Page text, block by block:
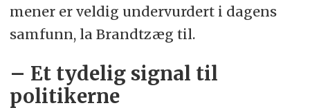
mener er veldig undervurdert i dagens
samfunn, la Brandtzæg til.
– Et tydelig signal til
politikerne